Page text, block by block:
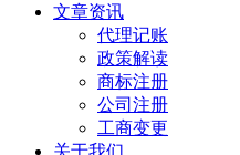
文章资讯
代理记账
政策解读
商标注册
公司注册
工商变更